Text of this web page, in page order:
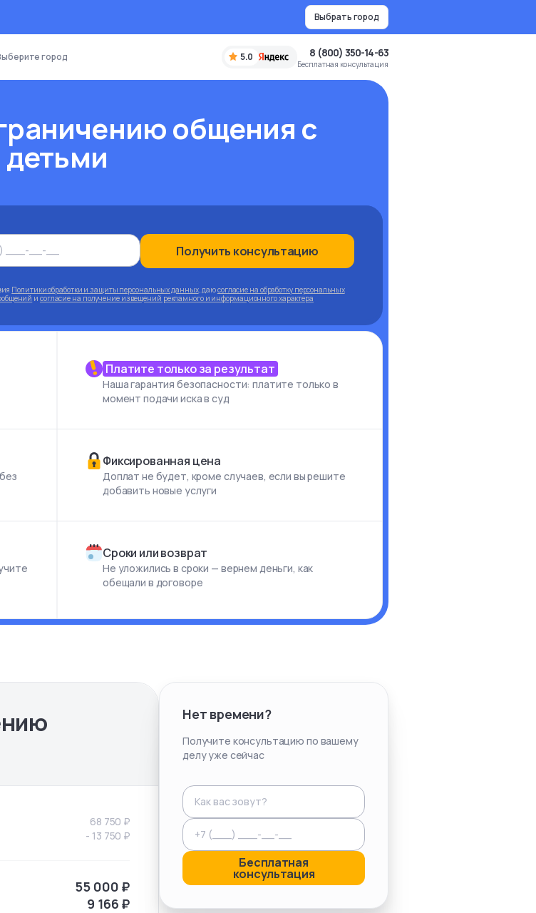
Выбрать город
город 5.0 8 (800) 350-14-63
Бесплатная консультация
общения с
детьми
Получить консультацию
Политики обработки и защиты персональных данных, даюсогласие на обработку персональных
и согласие на получение извещений рекламного и информационного характера
Платите только за результат
Наша гарантия безопасности: платите только в
момент подачи иска в суд
Фиксированная цена
Доплат не будет, кроме случаев, если вы решите
добавить новые услуги
Сроки или возврат
Не уложились в сроки — вернем деньги, как
обещали в договоре
68 750 ₽
- 13 750 ₽
55 000 ₽
9 166 ₽
Нет времени?
Получите консультацию по вашему
делу уже сейчас
Бесплатная
консультация